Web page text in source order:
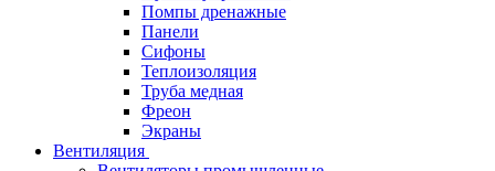
Помпы дренажные
Панели
Сифоны
Теплоизоляция
Труба медная
Фреон
Экраны
Вентиляция